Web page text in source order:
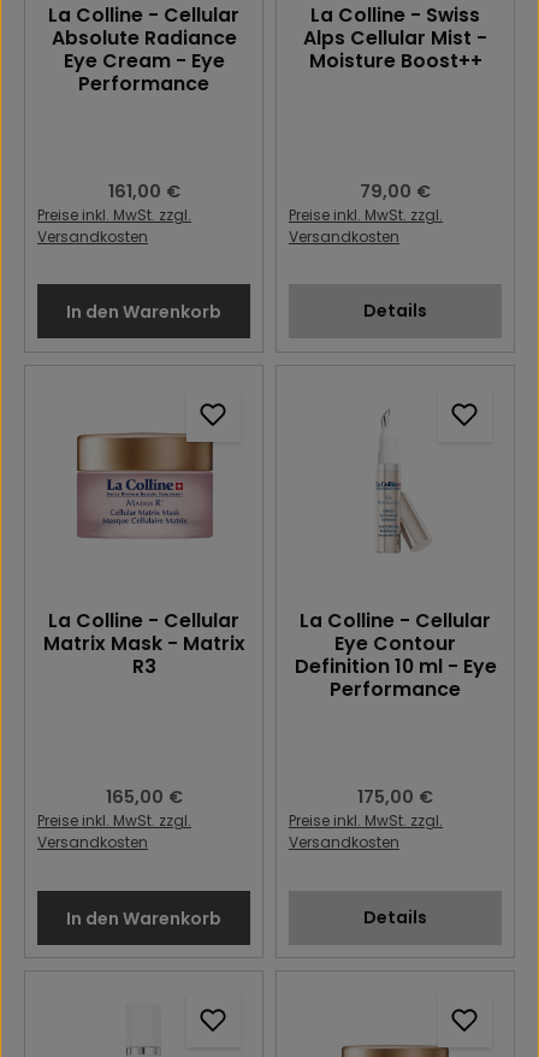
La Colline - Cellular
Absolute Radiance
Eye Cream - Eye
Performance
Regulärer Preis:
161,00 €
Preise inkl. MwSt. zzgl.
Versandkosten
In den Warenkorb
La Colline - Swiss
Alps Cellular Mist -
Moisture Boost++
Regulärer Preis:
79,00 €
Preise inkl. MwSt. zzgl.
Versandkosten
Details
La Colline - Cellular
Matrix Mask - Matrix
R3
Regulärer Preis:
165,00 €
Preise inkl. MwSt. zzgl.
Versandkosten
In den Warenkorb
La Colline - Cellular
Eye Contour
Definition 10 ml - Eye
Performance
Regulärer Preis:
175,00 €
Preise inkl. MwSt. zzgl.
Versandkosten
Details